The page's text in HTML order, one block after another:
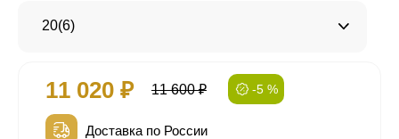
20(6)
11 020 ₽ 11 600 ₽ -5 %
Доставка по России